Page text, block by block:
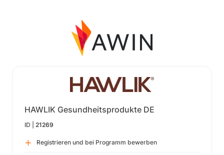
HAWLIK Gesundheitsprodukte DE
ID | 21269
Registrieren und bei Programm bewerben